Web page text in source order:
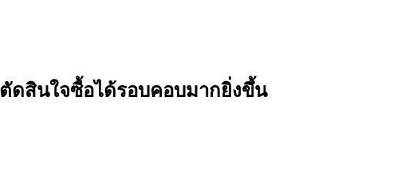
ดสินใจซื้อได้รอบคอบมากยิ่งขึ้น